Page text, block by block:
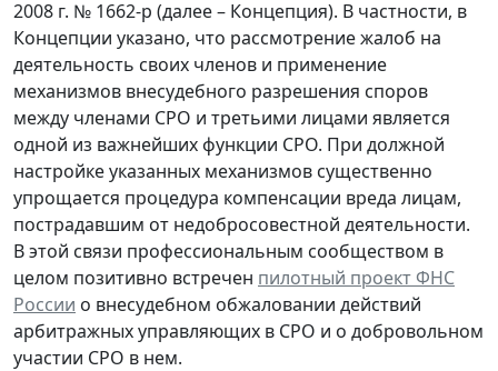
2008 г. № 1662-р (далее – Концепция). В частности, в
Концепции указано, что рассмотрение жалоб на
деятельность своих членов и применение
механизмов внесудебного разрешения споров
между членами СРО и третьими лицами является
одной из важнейших функции СРО. При должной
настройке указанных механизмов существенно
упрощается процедура компенсации вреда лицам,
пострадавшим от недобросовестной деятельности.
В этой связи профессиональным сообществом в
целом позитивно встречен пилотный проект ФНС
России о внесудебном обжаловании действий
арбитражных управляющих в СРО и о добровольном
участии СРО в нем.